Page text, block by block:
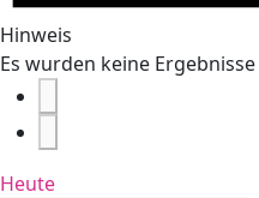
Hinweis
Es wurden keine
Heute